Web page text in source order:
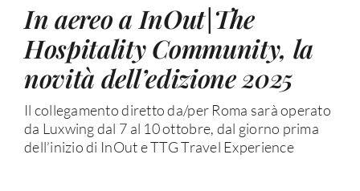
In aereo a InOut|The
Hospitality Community, la
novità dell’edizione 2025
Il collegamento diretto da/per Roma sarà operato
da Luxwing dal 7 al 10 ottobre, dal giorno prima
dell’inizio di InOut e TTG Travel Experience